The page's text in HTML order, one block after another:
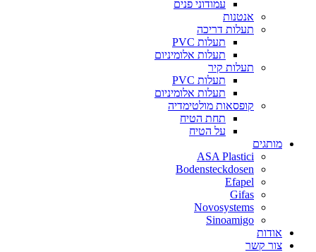
עמודוני פנים
אנטנות
תעלות דריכה
תעלות PVC
תעלות אלומיניום
תעלות קיר
תעלות PVC
תעלות אלומיניום
קופסאות מולטימדיה
תחת הטיח
על הטיח
מותגים
ASA Plastici
Bodensteckdosen
Efapel
Gifas
Novosystems
Sinoamigo
אודות
צור קשר